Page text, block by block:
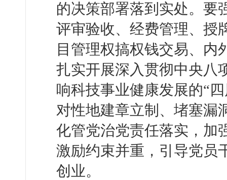
的决策部署落到实处。要
评审验收、经费管理、授
目管理权搞权钱交易、内
扎实开展深入贯彻中央八
响科技事业健康发展的“
对性地建章立制、堵塞漏
化管党治党责任落实，加
激励约束并重，引导党员
创业。